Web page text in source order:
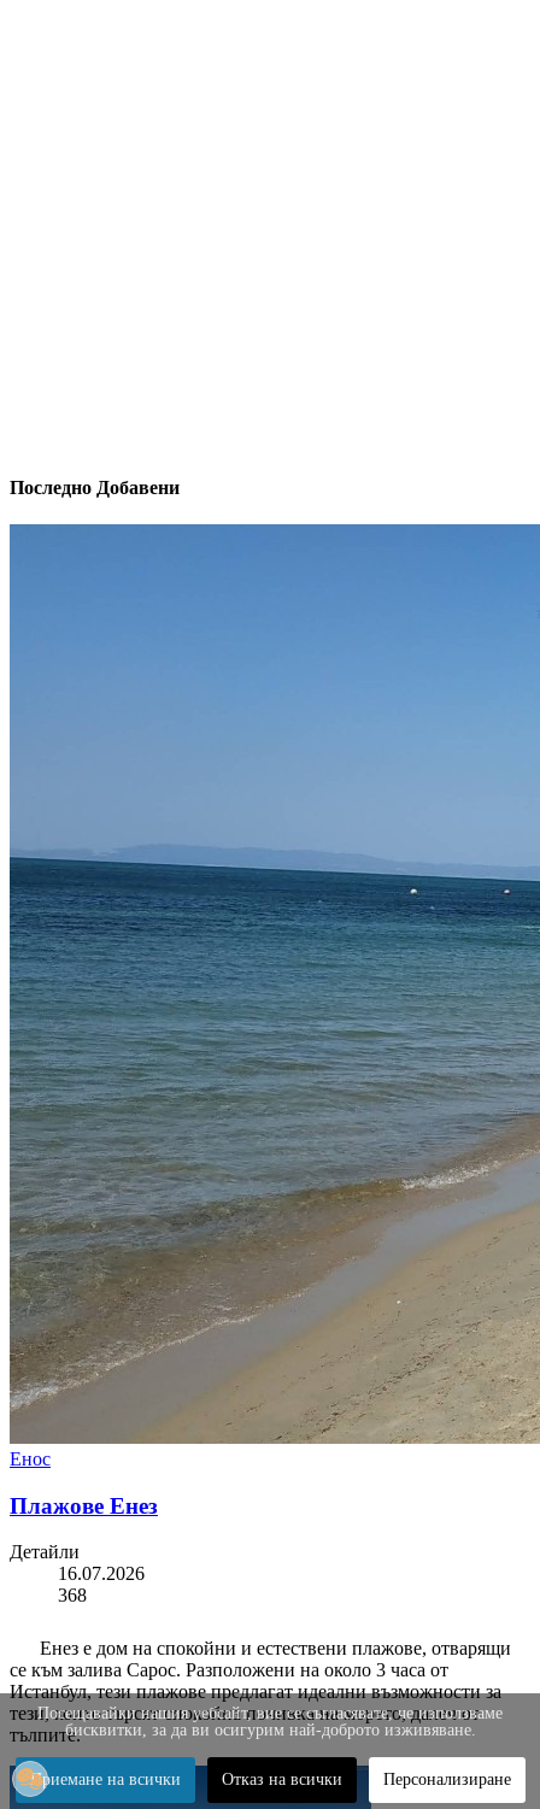
Последно Добавени
Енос
Плажове Енез
Детайли
16.07.2026
368
Енез е дом на спокойни и естествени плажове, отварящи
се към залива Сарос. Разположени на около 3 часа от
Истанбул, тези плажове предлагат идеални възможности за
тези, които търсят спокойна почивка на морето, далеч от
тълпите.
Посещавайки нашия уебсайт, вие се съгласявате, че използваме
бисквитки, за да ви осигурим най-доброто изживяване.
Приемане на всички Отказ на всички Персонализиране